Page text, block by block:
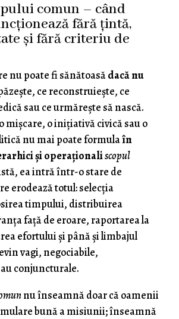
comun – când
fără țintă,
și fără criteriu de
nu poate fi sănătoasădacă nu
ce reconstruiește, ce
sau ce urmărește să nască.
mișcare, o inițiativă civică sau o
nu mai poate formulaîn
și operaționaliscopul
ea intră într-o stare de
erodează totul: selecția
timpului, distribuirea
față de eroare, raportarea la
efortului și până și limbajul
vagi, negociabile,
conjuncturale.
nu înseamnă doar că oamenii
bună a misiunii; înseamnă